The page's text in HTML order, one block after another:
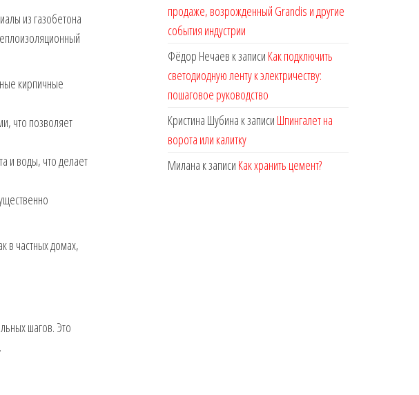
из газобетона
кирпичные
что позволяет
и воды, что делает
в частных домах,
шагов. Это
продаже, возрожденный Grandis и другие
события индустрии
Фёдор Нечаев к записи Как подключить
светодиодную ленту к электричеству:
пошаговое руководство
Кристина Шубина к записи Шпингалет на
ворота или калитку
Милана к записи Как хранить цемент?